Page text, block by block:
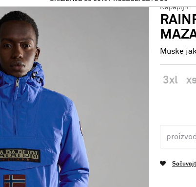
Napapijri
Muske
3xl